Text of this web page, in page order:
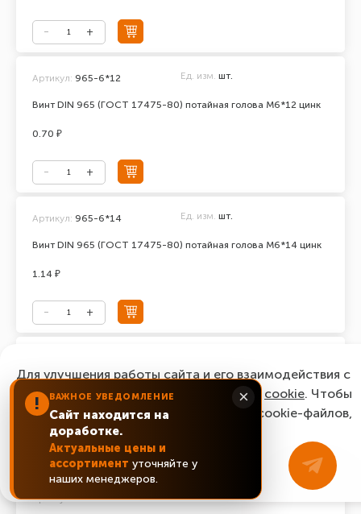
Винт DIN 965 (ГОСТ 17475-80) потайная голова М6*12 цинк
Артикул: 965-6*12 Ед. изм. шт.
0.70 ₽
Винт DIN 965 (ГОСТ 17475-80) потайная голова М6*14 цинк
Артикул: 965-6*14 Ед. изм. шт.
1.14 ₽
Винт DIN 965 (ГОСТ 17475-80) потайная голова М6*16 цинк
0.87 ₽
Артикул: 965-6*20 Ед. изм. шт.
! ВАЖНОЕ УВЕДОМЛЕНИЕ
Сайт находится на
доработке.
Актуальные цены и
ассортимент уточняйте у
наших менеджеров.
×
Для улучшения работы сайта и его взаимодействия с
пользователями мы используем файлы cookie. Чтобы
согласиться с нашим использованием cookie-файлов,
нажмите “Ок, понятно!”
ОК, понятно!